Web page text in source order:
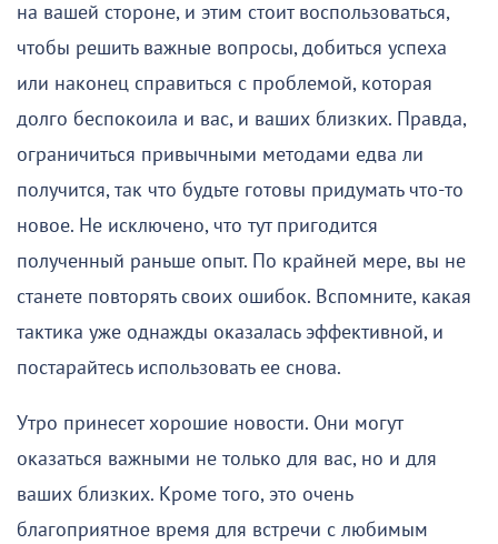
на вашей стороне, и этим стоит воспользоваться,
чтобы решить важные вопросы, добиться успеха
или наконец справиться с проблемой, которая
долго беспокоила и вас, и ваших близких. Правда,
ограничиться привычными методами едва ли
получится, так что будьте готовы придумать что-то
новое. Не исключено, что тут пригодится
полученный раньше опыт. По крайней мере, вы не
станете повторять своих ошибок. Вспомните, какая
тактика уже однажды оказалась эффективной, и
постарайтесь использовать ее снова.
Утро принесет хорошие новости. Они могут
оказаться важными не только для вас, но и для
ваших близких. Кроме того, это очень
благоприятное время для встречи с любимым